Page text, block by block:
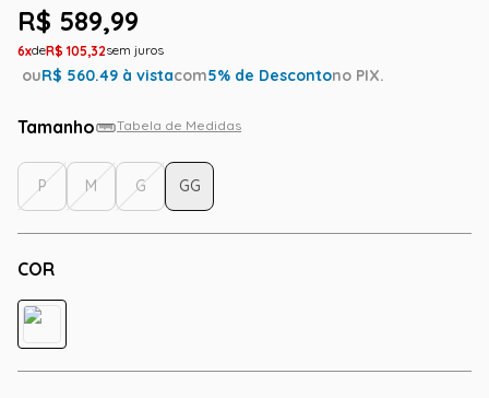
R$ 589,99
6 R$ 105,32
ouR$ 560.49 à vistacom5% de Descontono PIX.
Tamanho Tabela de Medidas
COR
P M G GG